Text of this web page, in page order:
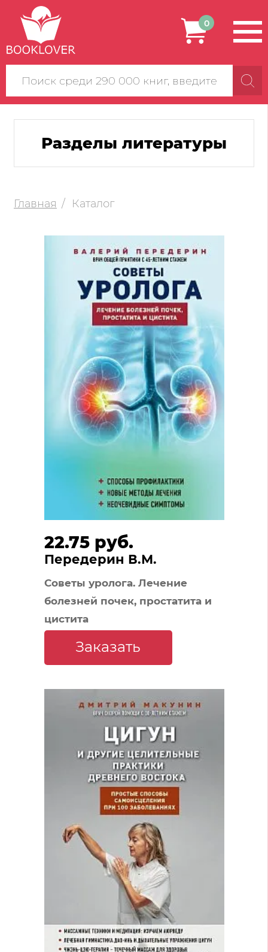
Поиск
по
сайту
0
Разделы литературы
Главная Каталог
22.75 руб.
Передерин В.М.
Советы уролога. Лечение
болезней почек, простатита и
цистита
Заказать